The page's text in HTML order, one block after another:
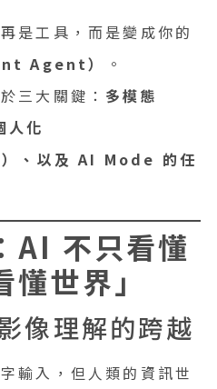
是工具，而是變成你的
Agent）
。
三大關鍵： 多模態
化
、以及 AI Mode 的任
AI 不只看懂
世界」
像理解的跨越
輸入，但人類的資訊世